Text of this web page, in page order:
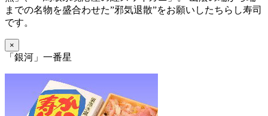
までの名物を盛合わせた”邪気退散”をお願いしたちらし寿司
です。
×
「銀河」一番星